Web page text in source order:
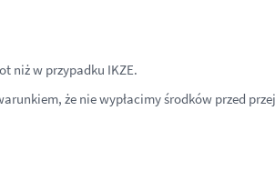
niż w przypadku IKZE.
że nie wypłacimy środków przed